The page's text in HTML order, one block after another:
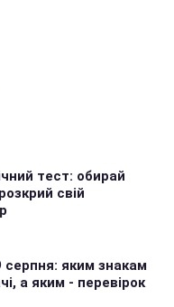
тест: обирай
свій
серпня: яким знакам
а яким - перевірок